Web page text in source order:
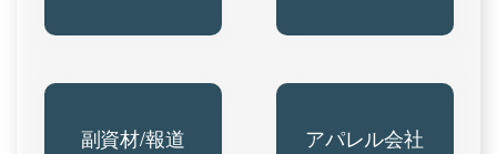
副資材/報道 アパレル会社